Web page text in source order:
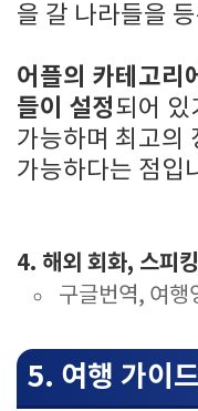
을 갈 나라들을
어플의 카테고리에
들이 설정되어 있
가능하며 최고의
가능하다는 점입
4. 해외 회화, 스피
구글번역, 여행
5. 여행 가이